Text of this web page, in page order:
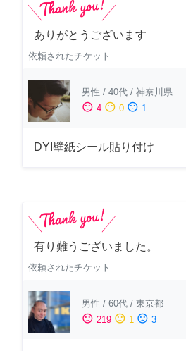
ありがとうございます
依頼されたチケット
男性 / 40代 / 神奈川県
sentiment_satisfied 4 sentiment_neutral 0 sentiment_dissatisfied 1
DYI壁紙シール貼り付け
有り難うございました。
依頼されたチケット
男性 / 60代 / 東京都
sentiment_satisfied 219 sentiment_neutral 1 sentiment_dissatisfied 3